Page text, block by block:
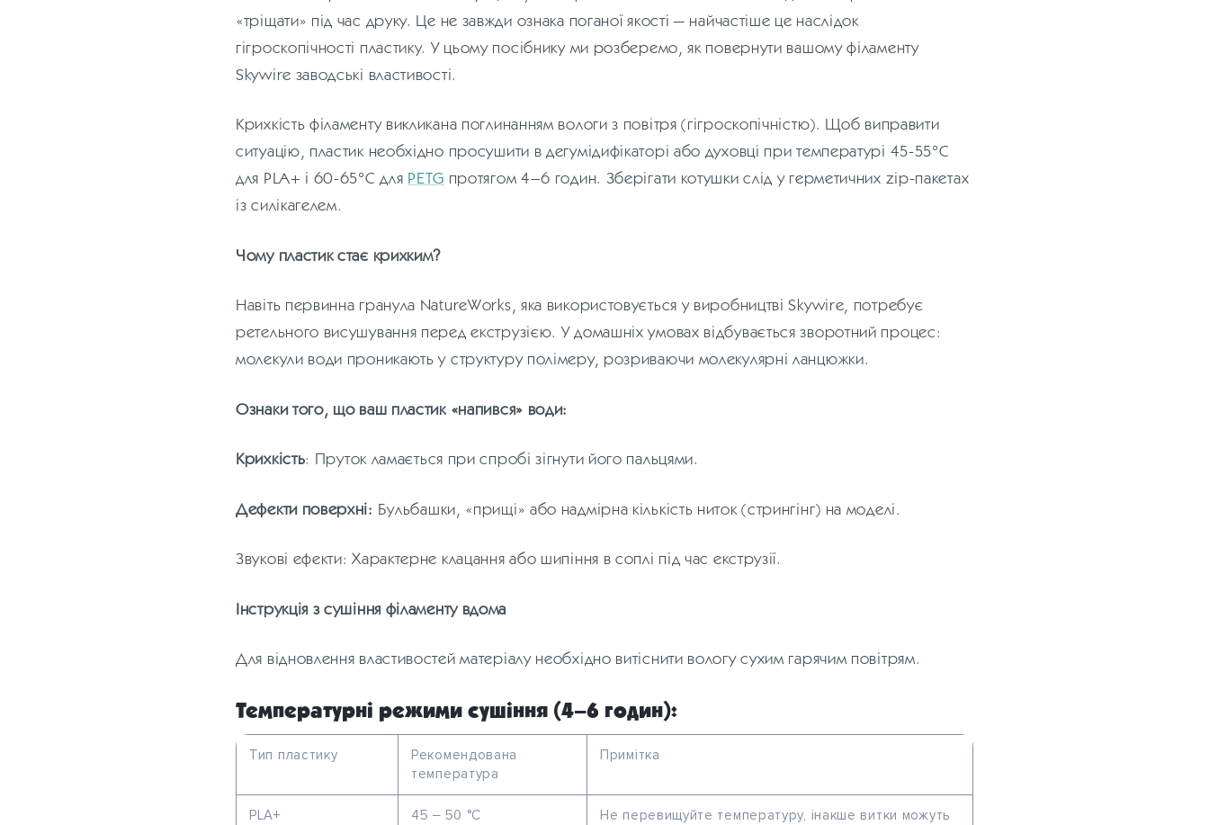
«тріщати» під час друку. Це не завжди ознака поганої якості — найчастіше це наслідок
гігроскопічності пластику. У цьому посібнику ми розберемо, як повернути вашому філаменту
Skywire заводські властивості.
Крихкість філаменту викликана поглинанням вологи з повітря (гігроскопічністю). Щоб виправити
ситуацію, пластик необхідно просушити в дегумідифікаторі або духовці при температурі 45-55°C
для PLA+ і 60-65°C для PETG протягом 4–6 годин. Зберігати котушки слід у герметичних zip-пакетах
із силікагелем.
Чому пластик стає крихким?
Навіть первинна гранула NatureWorks, яка використовується у виробництві Skywire, потребує
ретельного висушування перед екструзією. У домашніх умовах відбувається зворотний процес:
молекули води проникають у структуру полімеру, розриваючи молекулярні ланцюжки.
Ознаки того, що ваш пластик «напився» води:
Крихкість: Пруток ламається при спробі зігнути його пальцями.
Дефекти поверхні: Бульбашки, «прищі» або надмірна кількість ниток (стрингінг) на моделі.
Звукові ефекти: Характерне клацання або шипіння в соплі під час екструзії.
Інструкція з сушіння філаменту вдома
Для відновлення властивостей матеріалу необхідно витіснити вологу сухим гарячим повітрям.
Температурні режими сушіння (4–6 годин):
Тип пластику
Рекомендована
температура
Примітка
PLA+ 45 – 50 °C
Не перевищуйте температуру, інакше витки можуть